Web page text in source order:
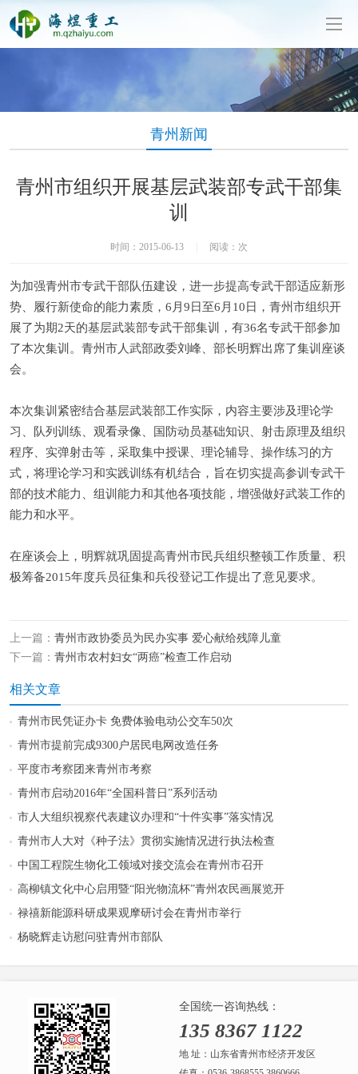
青州新闻
青州市组织开展基层武装部专武干部集
训
时间：2015-06-13 阅读： 次
为加强青州市专武干部队伍建设，进一步提高专武干部适应新形
势、履行新使命的能力素质，6月9日至6月10日，青州市组织开
展了为期2天的基层武装部专武干部集训，有36名专武干部参加
了本次集训。青州市人武部政委刘峰、部长明辉出席了集训座谈
会。
本次集训紧密结合基层武装部工作实际，内容主要涉及理论学
习、队列训练、观看录像、国防动员基础知识、射击原理及组织
程序、实弹射击等，采取集中授课、理论辅导、操作练习的方
式，将理论学习和实践训练有机结合，旨在切实提高参训专武干
部的技术能力、组训能力和其他各项技能，增强做好武装工作的
能力和水平。
在座谈会上，明辉就巩固提高青州市民兵组织整顿工作质量、积
极筹备2015年度兵员征集和兵役登记工作提出了意见要求。
上一篇： 青州市政协委员为民办实事 爱心献给残障儿童
下一篇： 青州市农村妇女“两癌”检查工作启动
相关文章
青州市民凭证办卡 免费体验电动公交车50次
青州市提前完成9300户居民电网改造任务
平度市考察团来青州市考察
青州市启动2016年“全国科普日”系列活动
市人大组织视察代表建议办理和“十件实事”落实情况
青州市人大对《种子法》贯彻实施情况进行执法检查
中国工程院生物化工领域对接交流会在青州市召开
高柳镇文化中心启用暨“阳光物流杯”青州农民画展览开
禄禧新能源科研成果观摩研讨会在青州市举行
杨晓辉走访慰问驻青州市部队
全国统一咨询热线：
135 8367 1122
地 址：山东省青州市经济开发区